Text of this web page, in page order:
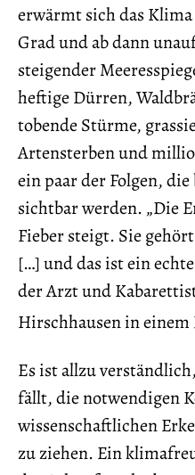
erwärmt sich das
Grad und ab dann
steigender
heftige Dürren,
tobende Stürme,
Artensterben und
ein paar der Folgen,
sichtbar werden. „Die
Fieber steigt. Sie
[…] und das ist ein
der Arzt und
Hirschhausen in
Es ist allzu
fällt, die notwendigen
wissenschaftlichen
zu ziehen. Ein